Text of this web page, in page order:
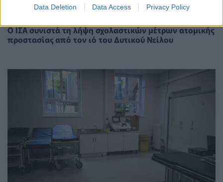
Data Deletion Data Access Privacy Policy
Ο ΙΣΑ συνιστά τη λήψη σχολαστικών μέτρων ατομικής
προστασίας από τον ιό του Δυτικού Νείλου